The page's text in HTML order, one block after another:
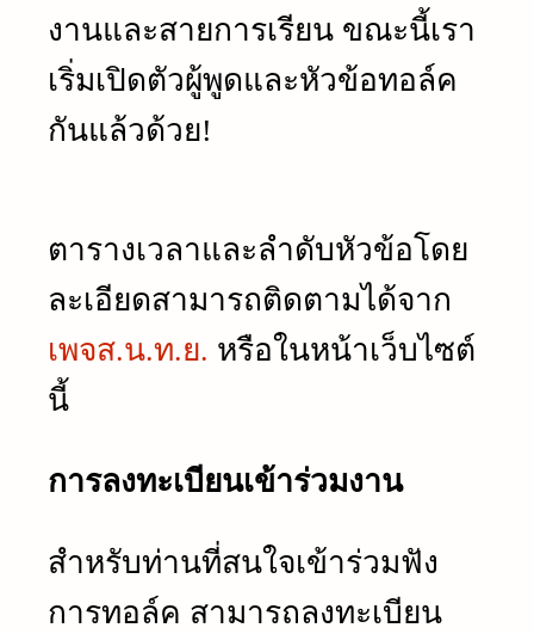
งานและสายการเรียน ขณะนี้เรา
เริ่มเปิดตัวผู้พูดและหัวข้อทอล์ค
กันแล้วด้วย!
ตารางเวลาและลำดับหัวข้อโดย
ละเอียดสามารถติดตามได้จาก
เพจส.น.ท.ย. หรือในหน้าเว็บไซต์
นี้
การลงทะเบียนเข้าร่วมงาน
สำหรับท่านที่สนใจเข้าร่วมฟัง
การทอล์ค สามารถลงทะเบียน